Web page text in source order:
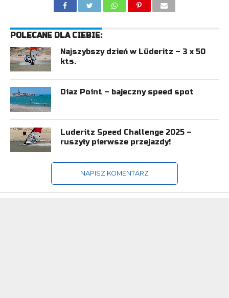
POLECANE DLA CIEBIE:
Najszybszy dzień w Lüderitz – 3 x 50
kts.
Diaz Point – bajeczny speed spot
Luderitz Speed Challenge 2025 –
ruszyły pierwsze przejazdy!
NAPISZ KOMENTARZ